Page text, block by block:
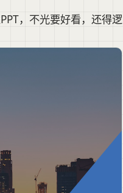
，不光要好看，还得逻